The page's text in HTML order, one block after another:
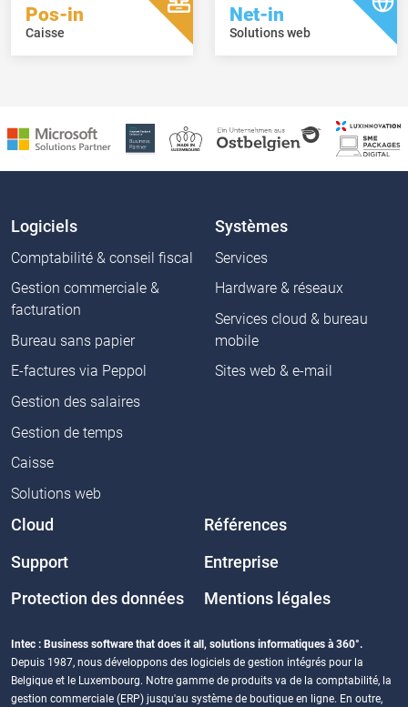
Pos-in
Caisse
Net-in
Solutions web
Logiciels
Comptabilité & conseil fiscal
Gestion commerciale &
facturation
Bureau sans papier
E-factures via Peppol
Gestion des salaires
Gestion de temps
Caisse
Solutions web
Systèmes
Services
Hardware & réseaux
Services cloud & bureau
mobile
Sites web & e-mail
Cloud Références
Support Entreprise
Protection des données Mentions légales
Intec : Business software that does it all, solutions informatiques à 360°.
Depuis 1987, nous développons des logiciels de gestion intégrés pour la
Belgique et le Luxembourg. Notre gamme de produits va de la comptabilité, la
gestion commerciale (ERP) jusqu'au système de boutique en ligne. En outre,